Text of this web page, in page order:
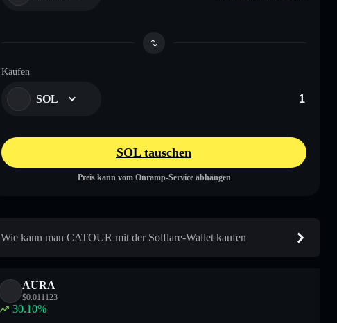
Kaufen
SOL
SOL tauschen
Preis kann vom Onramp-Service abhängen
Wie kann man CATOUR mit der Solflare-Wallet kaufen
AURA
$0.011123
30.10%